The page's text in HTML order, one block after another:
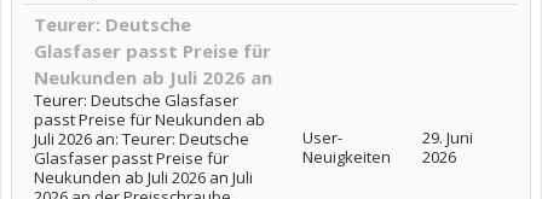
Teurer: Deutsche
Glasfaser passt Preise für
Neukunden ab Juli 2026 an
Teurer: Deutsche Glasfaser
passt Preise für Neukunden ab
Juli 2026 an: Teurer: Deutsche
Glasfaser passt Preise für
Neukunden ab Juli 2026 an Juli
User-
Neuigkeiten
29. Juni
2026